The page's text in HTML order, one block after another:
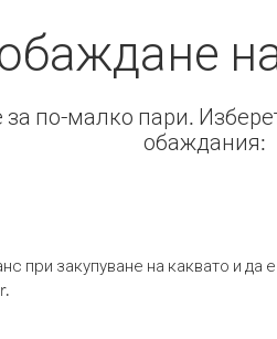
по-малко пари.
обаждания:
при закупуване на каквато и